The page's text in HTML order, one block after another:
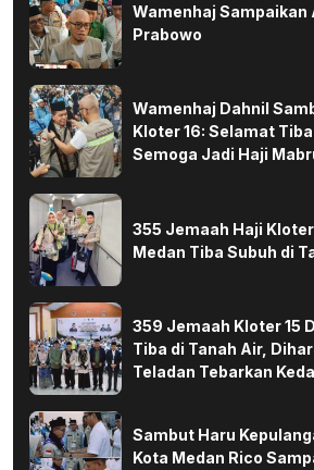
Wamenhaj Sampaikan
Prabowo
Wamenhaj Dahnil
Kloter 16: Selamat Tiba
Semoga Jadi Haji
355 Jemaah Haji
Medan Tiba Subuh di
359 Jemaah Kloter 15
Tiba di Tanah Air,
Teladan Tebarkan
Sambut Haru
Kota Medan Rico